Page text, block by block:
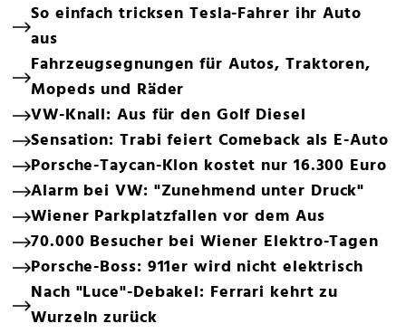
So einfach tricksen Tesla-Fahrer ihr Auto
aus
Fahrzeugsegnungen für Autos, Traktoren,
Mopeds und Räder
VW-Knall: Aus für den Golf Diesel
Sensation: Trabi feiert Comeback als E-Auto
Porsche-Taycan-Klon kostet nur 16.300 Euro
Alarm bei VW: "Zunehmend unter Druck"
Wiener Parkplatzfallen vor dem Aus
70.000 Besucher bei Wiener Elektro-Tagen
Porsche-Boss: 911er wird nicht elektrisch
Nach "Luce"-Debakel: Ferrari kehrt zu
Wurzeln zurück